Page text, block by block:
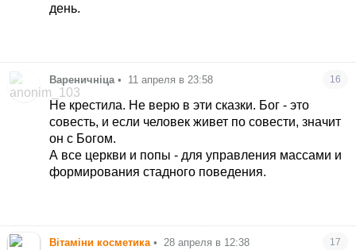
день.
Вареничніца • 11 апреля в 23:58 16
Не крестила. Не верю в эти сказки. Бог - это
совесть, и если человек живет по совести, значит
он с Богом.
А все церкви и попы - для управления массами и
формирования стадного поведения.
Вітаміни косметика • 28 апреля в 12:38 17